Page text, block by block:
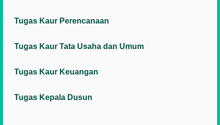
Tugas Kaur Perencanaan
Tugas Kaur Tata Usaha dan Umum
Tugas Kaur Keuangan
Tugas Kepala Dusun